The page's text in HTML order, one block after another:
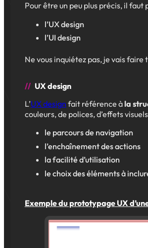
Pour être un peu plus précis, il faut
l’UX design
l’UI design
Ne vous inquiétez pas, je vais faire
UX design
L’UX design fait référence àla
couleurs, de polices, d’effets
le parcours de navigation
l’enchaînement des actions
la facilité d’utilisation
le choix des éléments à
Exemple du prototypage UX